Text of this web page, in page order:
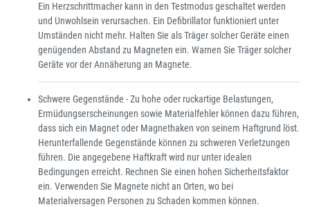
Ein Herzschrittmacher kann in den Testmodus geschaltet werden
und Unwohlsein verursachen. Ein Defibrillator funktioniert unter
Umständen nicht mehr. Halten Sie als Träger solcher Geräte einen
genügenden Abstand zu Magneten ein. Warnen Sie Träger solcher
Geräte vor der Annäherung an Magnete.
Schwere Gegenstände - Zu hohe oder ruckartige Belastungen,
Ermüdungserscheinungen sowie Materialfehler können dazu führen,
dass sich ein Magnet oder Magnethaken von seinem Haftgrund löst.
Herunterfallende Gegenstände können zu schweren Verletzungen
führen. Die angegebene Haftkraft wird nur unter idealen
Bedingungen erreicht. Rechnen Sie einen hohen Sicherheitsfaktor
ein. Verwenden Sie Magnete nicht an Orten, wo bei
Materialversagen Personen zu Schaden kommen können.